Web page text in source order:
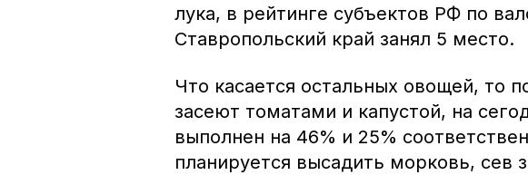
лука, в рейтинге субъектов РФ по
Ставропольский край занял 5 место.
Что касается остальных овощей, то
засеют томатами и капустой, на
выполнен на 46% и 25%
планируется высадить морковь, сев